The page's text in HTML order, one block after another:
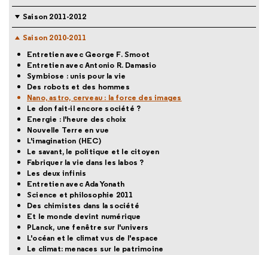
Saison 2011-2012
Saison 2010-2011
Entretien avec George F. Smoot
Entretien avec Antonio R. Damasio
Symbiose : unis pour la vie
Des robots et des hommes
Nano, astro, cerveau : la force des images
Le don fait-il encore société ?
Energie : l'heure des choix
Nouvelle Terre en vue
L'imagination (HEC)
Le savant, le politique et le citoyen
Fabriquer la vie dans les labos ?
Les deux infinis
Entretien avec Ada Yonath
Science et philosophie 2011
Des chimistes dans la société
Et le monde devint numérique
PLanck, une fenêtre sur l'univers
L'océan et le climat vus de l'espace
Le climat: menaces sur le patrimoine